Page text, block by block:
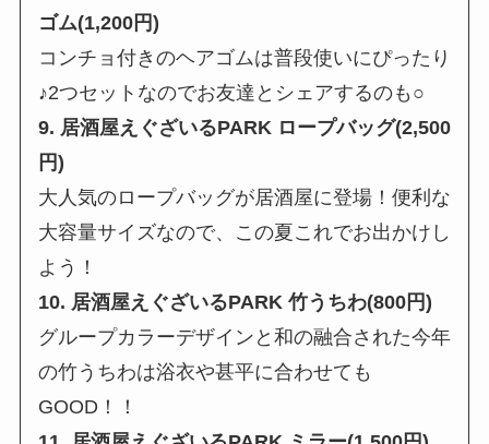
ゴム(1,200円)
コンチョ付きのヘアゴムは普段使いにぴったり
♪2つセットなのでお友達とシェアするのも○
9. 居酒屋えぐざいるPARK ロープバッグ(2,500
円)
大人気のロープバッグが居酒屋に登場！便利な
大容量サイズなので、この夏これでお出かけし
よう！
10. 居酒屋えぐざいるPARK 竹うちわ(800円)
グループカラーデザインと和の融合された今年
の竹うちわは浴衣や甚平に合わせても
GOOD！！